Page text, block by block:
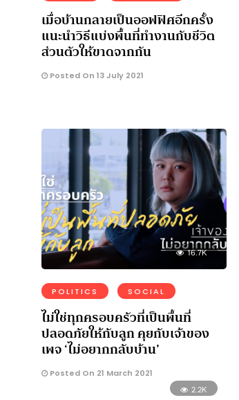
เมื่อบ้านกลายเป็นออฟฟิศอีกครั้ง
แนะนำวิธีแบ่งพื้นที่ทำงานกับชีวิต
ส่วนตัวให้ขาดจากกัน
Posted On 13 July 2021
16.7K
POLITICS SOCIAL
ไม่ใช่ทุกครอบครัวที่เป็นพื้นที่
ปลอดภัยให้กับลูก คุยกับเจ้าของ
เพจ ‘ไม่อยากกลับบ้าน’
Posted On 21 March 2021
2.2K